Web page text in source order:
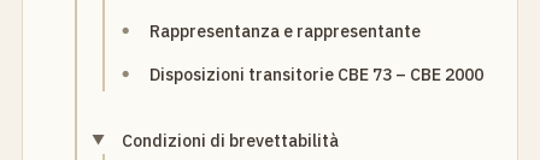
Rappresentanza e rappresentante
Disposizioni transitorie CBE 73 – CBE 2000
Condizioni di brevettabilità